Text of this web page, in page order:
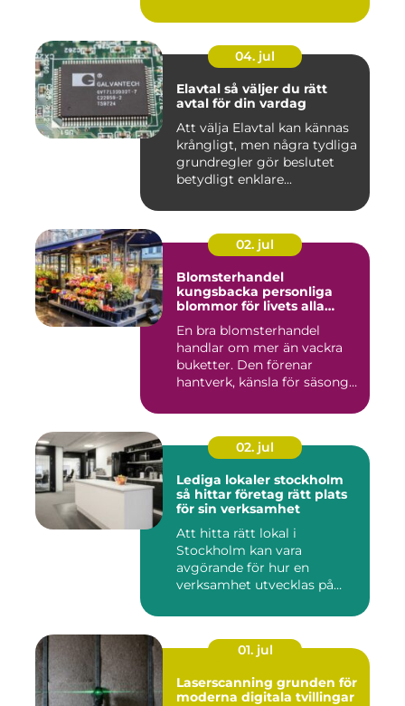
04. jul
Elavtal så väljer du rätt
avtal för din vardag
Att välja Elavtal kan kännas
krångligt, men några tydliga
grundregler gör beslutet
betydligt enklare...
02. jul
Blomsterhandel
kungsbacka personliga
blommor för livets alla
En bra blomsterhandel
handlar om mer än vackra
buketter. Den förenar
hantverk, känsla för säsong
02. jul
Lediga lokaler stockholm
så hittar företag rätt plats
för sin verksamhet
Att hitta rätt lokal i
Stockholm kan vara
avgörande för hur en
verksamhet utvecklas på
01. jul
Laserscanning grunden för
moderna digitala tvillingar